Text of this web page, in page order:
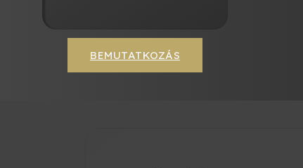
BEMUTATKOZÁS